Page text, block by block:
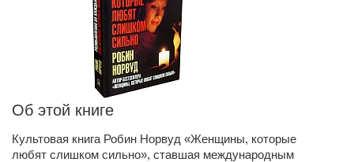
Об этой книге
Культовая книга Робин Норвуд «Женщины, которые
любят слишком сильно», ставшая международным